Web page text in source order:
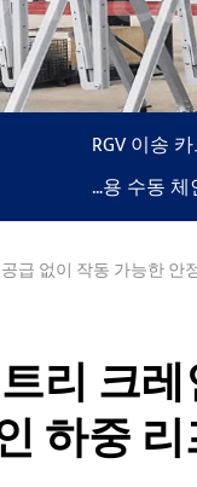
RGV 이송
…용 수동 체
급 없이 작동 가능한 안
리 크
하중